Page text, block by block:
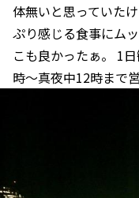
体無いと思っていた
ぷり感じる食事にム
こも良かったぁ。 1
時〜真夜中12時まで